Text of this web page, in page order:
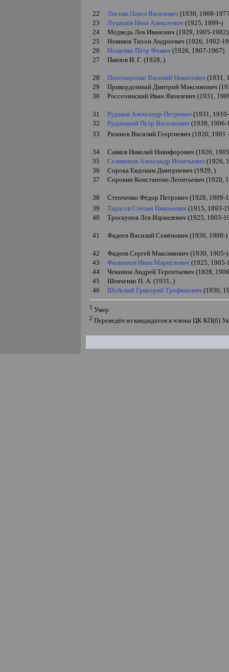
22 Лисняк Павел Яковлевич (1930, 1908-
23
Лукашёв Иван Алексеевич (1925, 1899-)
24
Медведь Лев Иванович (1929, 1905-1982)
25
Новиков Тихон Андреевич (1926, 1902-
26
Нощенко Пётр Фомич (1926, 1907-1967)
27
Павлов И. Г. (1928, )
28 Пономаренко Василий Никитович (1931,
29
Прикордонный Дмитрий Максимович
30
Россочинский Иван Яковлевич (1931,
31 Рудаков Александр Петрович (1931,
32
Рудницкий Петр Васильевич (1939, 1906-
33
Рязанов Василий Георгиевич (1920, 1901
34 Савков Николай Никифорович (1926,
35
Селиванов Александр Игнатьевич (1926,
36
Сорока Евдоким Дмитриевич (1929, )
37
Сорокин Константин Леонтьевич (1920,
38
Степченко Фёдор Петрович (1928, 1909-
39
Тарасов Степан Никонович (1915, 1893-
40
Троскунов Лев Израилевич (1925, 1903-
41 Фадеев Василий Семёнович (1936, 1900-)
42
Фадеев Сергей Максимович (1930, 1905-)
43
Филиппов Иван Маркелович (1925, 1905-
44
Чеканюк Андрей Терентьевич (1928,
45
Шевченко П. А. (1931,)
46
Шуйский Григорий Трофимович (1930,
1 Умер
2 Переведён из кандидатов в члены ЦК КП(б)